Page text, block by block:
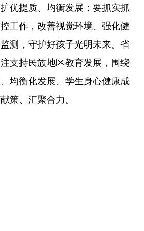
优提质、均衡发展；要抓实抓
工作，改善视觉环境、强化健
测，守护好孩子光明未来。省
支持民族地区教育发展，围绕
均衡化发展、学生身心健康成
策、汇聚合力。